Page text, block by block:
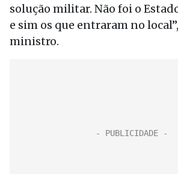
solução militar. Não foi o
e sim os que entraram no
ministro.